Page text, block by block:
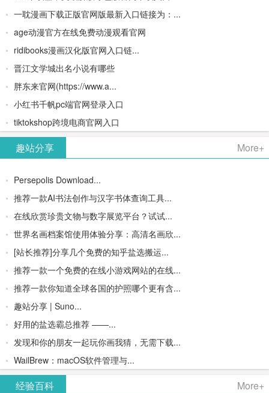
生成器 Doubao-
1.5-pro与
一耽漫画下载正版官网版最新入口链接为：...
age动漫官方在线免费动漫观看官网
ridibooks漫画汉化版官网入口链...
晋江文学城出名小说有哪些
胖东来官网(https://www.a...
小红书千帆pc端官网登录入口
tiktokshop跨境电商官网入口
趣站分享 More+
Persepolis Download...
推荐一款AI书法创作与汉字书体查询工具...
在线欣赏珍贵文物与数字展览平台？试试...
世界名画档案馆使用体验分享：高清名画欣...
[站长推荐]分享几个免费的知乎盐选搬运...
推荐一款一个免费的在线小游戏网站的在线...
推荐一款你知道全球各国的护照哪个更有含...
趣站分享 | Suno...
好用的盐选霸总推荐 ——...
发现和你的朋友一起玩你画我猜，无需下载...
WailBrew：macOS软件管理与...
经验百科 More+